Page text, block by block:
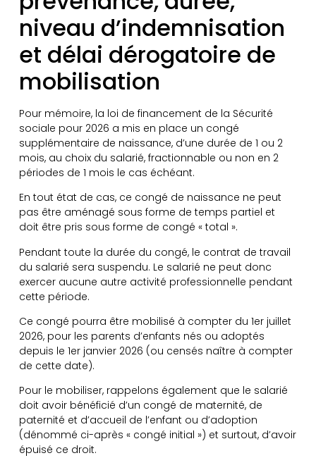
niveau d’indemnisation
et délai dérogatoire de
mobilisation
Pour mémoire, la loi de financement de la Sécurité
sociale pour 2026 a mis en place un congé
supplémentaire de naissance, d’une durée de 1 ou 2
mois, au choix du salarié, fractionnable ou non en 2
périodes de 1 mois le cas échéant.
En tout état de cas, ce congé de naissance ne peut
pas être aménagé sous forme de temps partiel et
doit être pris sous forme de congé « total ».
Pendant toute la durée du congé, le contrat de travail
du salarié sera suspendu. Le salarié ne peut donc
exercer aucune autre activité professionnelle pendant
cette période.
Ce congé pourra être mobilisé à compter du 1er juillet
2026, pour les parents d’enfants nés ou adoptés
depuis le 1er janvier 2026 (ou censés naître à compter
de cette date).
Pour le mobiliser, rappelons également que le salarié
doit avoir bénéficié d’un congé de maternité, de
paternité et d’accueil de l’enfant ou d’adoption
(dénommé ci-après « congé initial ») et surtout, d’avoir
épuisé ce droit.